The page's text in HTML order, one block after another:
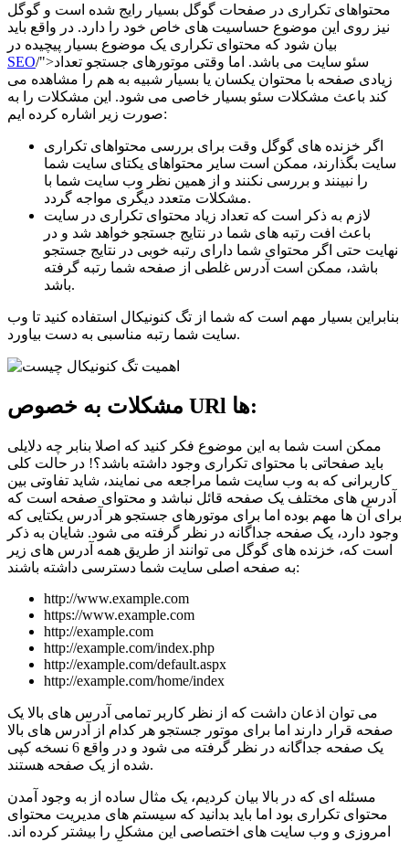
محتواهای تکراری در صفحات گوگل بسیار رایج شده است و گوگل
نیز روی این موضوع حساسیت های خاص خود را دارد. در واقع باید
بیان شود که محتوای تکراری یک موضوع بسیار پیچیده در
SEO/">سئو سایت می باشد. اما وقتی موتورهای جستجو تعداد
زیادی صفحه با محتوان یکسان یا بسیار شبیه به هم را مشاهده می
کند باعث مشکلات سئو بسیار خاصی می شود. این مشکلات را به
صورت زیر اشاره کرده ایم:
اگر خزنده های گوگل وقت برای بررسی محتواهای تکراری
سایت بگذارند، ممکن است سایر محتواهای یکتای سایت شما
را نبینند و بررسی نکنند و از همین نظر وب سایت شما با
مشکلات متعدد دیگری مواجه گردد.
لازم به ذکر است که تعداد زیاد محتوای تکراری در سایت
باعث افت رتبه های شما در نتایج جستجو خواهد شد و در
نهایت حتی اگر محتوای شما دارای رتبه خوبی در نتایج جستجو
باشد، ممکن است آدرس غلطی از صفحه شما رتبه گرفته
باشد.
بنابراین بسیار مهم است که شما از تگ کنونیکال استفاده کنید تا وب
سایت شما رتبه مناسبی به دست بیاورد.
مشکلات به خصوص URl ها:
ممکن است شما به این موضوع فکر کنید که اصلا بنابر چه دلایلی
باید صفحاتی با محتوای تکراری وجود داشته باشد؟! در حالت کلی
کاربرانی که به وب سایت شما مراجعه می نمایند، شاید تفاوتی بین
آدرس های مختلف یک صفحه قائل نباشد و محتوای صفحه است که
برای آن ها مهم بوده اما برای موتورهای جستجو هر آدرس یکتایی که
وجود دارد، یک صفحه جداگانه در نظر گرفته می شود. شایان به ذکر
است که، خزنده های گوگل می توانند از طریق همه آدرس های زیر
به صفحه اصلی سایت شما دسترسی داشته باشند:
http://www.example.com
https://www.example.com
http://example.com
http://example.com/index.php
http://example.com/default.aspx
http://example.com/home/index
می توان اذعان داشت که از نظر کاربر تمامی آدرس های بالا یک
صفحه قرار دارند اما برای موتور جستجو هر کدام از آدرس های بالا
یک صفحه جداگانه در نظر گرفته می شود و در واقع 6 نسخه کپی
شده از یک صفحه هستند.
مسئله ای که در بالا بیان کردیم، یک مثال ساده از به وجود آمدن
محتوای تکراری بود اما باید بدانید که سیستم های مدیریت محتوای
امروزی و وب سایت های اختصاصی این مشکل را بیشتر کرده اند.